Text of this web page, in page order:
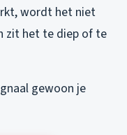
wordt het niet
zit het te diep of te
gewoon je